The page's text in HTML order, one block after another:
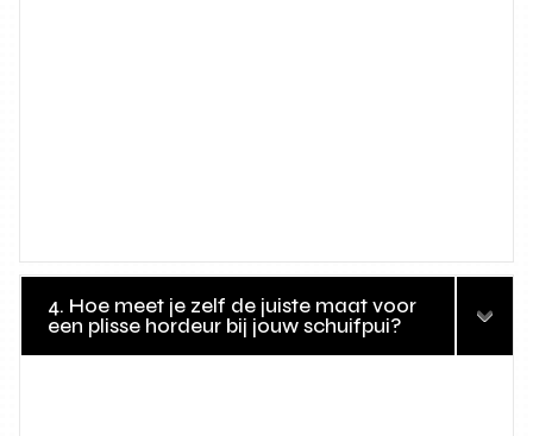
4. Hoe meet je zelf de juiste maat voor
een plisse hordeur bij jouw schuifpui?